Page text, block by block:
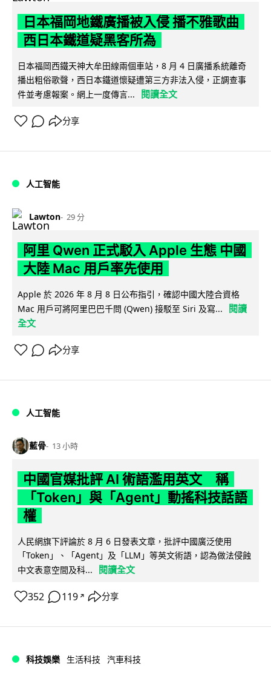
日本福岡地鐵廣播被入侵 播不雅歌曲
西日本鐵道疑黑客所為
日本福岡西鐵天神大牟田線兩個車站，8 月 4 日廣播系統離奇
播出粗俗歌聲，西日本鐵道懷疑遭第三方非法入侵，正調查事
件並考慮報案。網上一度傳言...
閱讀全文
分享
人工智能
Lawton 29 分
阿里 Qwen 正式駁入 Apple 生態 中國
大陸 Mac 用戶率先使用
Apple 於 2026 年 8 月 8 日公布指引，確認中國大陸合資格
Mac 用戶可將阿里巴巴千問 (Qwen) 接駁至 Siri 及寫...
閱讀
全文
分享
人工智能
藍骨 13 小時
中國官媒批評 AI 術語濫用英文 稱
「Token」與「Agent」動搖科技話語
權
人民網旗下評論於 8 月 6 日發表文章，批評中國廣泛使用
「Token」、「Agent」及「LLM」等英文術語，認為做法侵蝕
中文表意空間及科...
閱讀全文
352 119 ↗ 分享
科技娛樂 生活科技 汽車科技